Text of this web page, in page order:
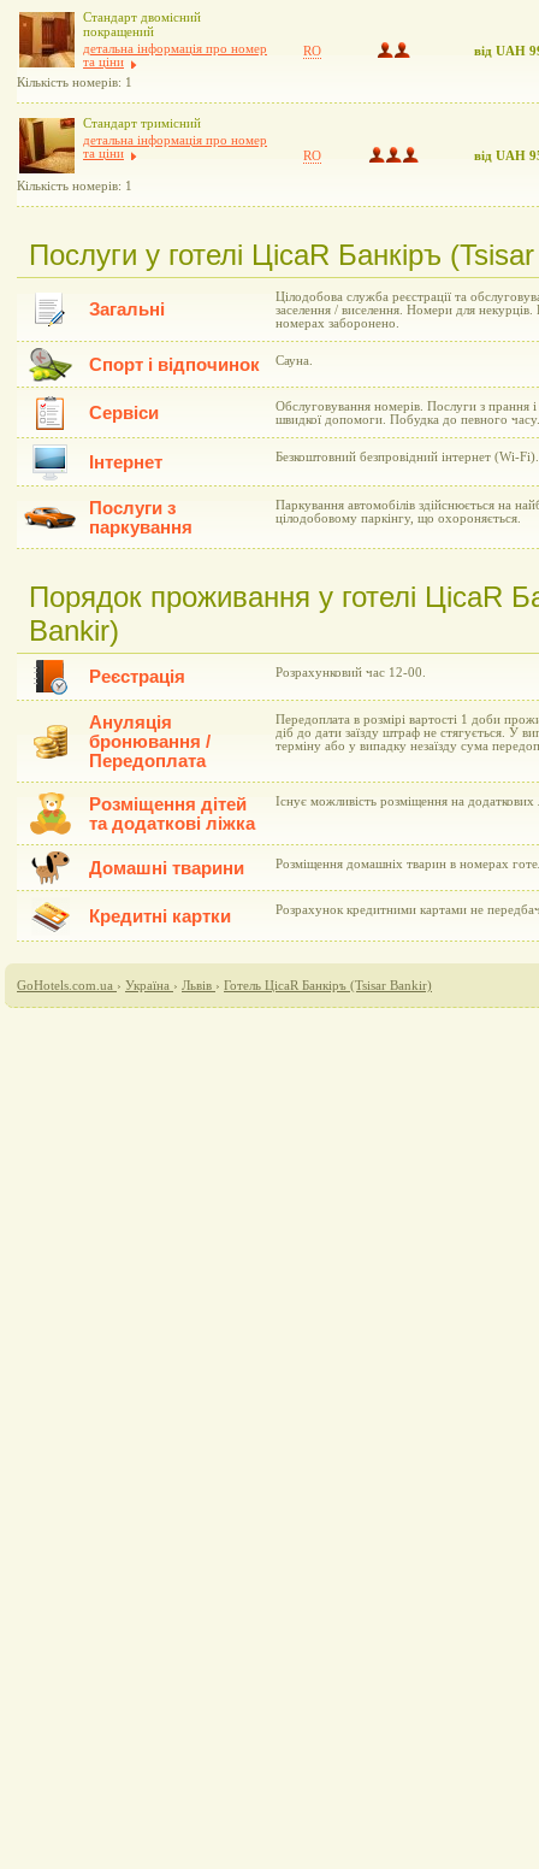
Стандарт двомісний
покращений
детальна інформація про номер
та ціни
Кількість номерів: 1
RO від UAH
Стандарт тримісний
детальна інформація про номер
та ціни
Кількість номерів: 1
RO від UAH
Послуги у готелі ЦісаR Банкіръ
Загальні
Цілодобова служба реєстрації та
заселення / виселення. Номери для некурців.
номерах заборонено.
Спорт і відпочинок Сауна.
Сервіси
Обслуговування номерів. Послуги з прання
швидкої допомоги. Побудка до певного
Інтернет Безкоштовний безпровідний інтернет (Wi-Fi).
Послуги з
паркування
Паркування автомобілів здійснюється на
цілодобовому паркінгу, що охороняється.
Порядок проживання у готелі ЦісаR
Bankir)
Реєстрація Розрахунковий час 12-00.
Ануляція
бронювання /
Передоплата
Передоплата в розмірі вартості 1 доби
діб до дати заїзду штраф не стягується. У
терміну або у випадку незаїзду сума
Розміщення дітей
та додаткові ліжка
Існує можливість розміщення на
Домашні тварини Розміщення домашніх тварин в номерах
Кредитні картки Розрахунок кредитними картами не
GoHotels.com.ua › Україна › Львів › Готель ЦісаR Банкіръ (Tsisar Bankir)